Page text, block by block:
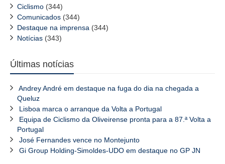
Ciclismo (344)
Comunicados (344)
Destaque na imprensa (344)
Notícias (343)
Últimas notícias
Andrey André em destaque na fuga do dia na chegada a
Queluz
Lisboa marca o arranque da Volta a Portugal
Equipa de Ciclismo da Oliveirense pronta para a 87.ª Volta a
Portugal
José Fernandes vence no Montejunto
Gi Group Holding-Simoldes-UDO em destaque no GP JN